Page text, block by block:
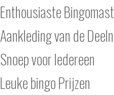
Enthousiaste
Aankleding van de
Snoep voor Iedereen
Leuke bingo Prijzen